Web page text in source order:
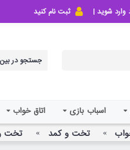
وارد شوید | ثبت نام کنید
اسباب بازی اتاق خواب
تخت و کمد تخت